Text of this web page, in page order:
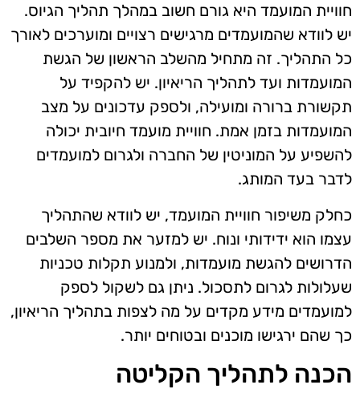
חוויית המועמד היא גורם חשוב במהלך תהליך הגיוס.
יש לוודא שהמועמדים מרגישים רצויים ומוערכים לאורך
כל התהליך. זה מתחיל מהשלב הראשון של הגשת
המועמדות ועד לתהליך הריאיון. יש להקפיד על
תקשורת ברורה ומועילה, ולספק עדכונים על מצב
המועמדות בזמן אמת. חוויית מועמד חיובית יכולה
להשפיע על המוניטין של החברה ולגרום למועמדים
לדבר בעד המותג.
כחלק משיפור חוויית המועמד, יש לוודא שהתהליך
עצמו הוא ידידותי ונוח. יש למזער את מספר השלבים
הדרושים להגשת מועמדות, ולמנוע תקלות טכניות
שעלולות לגרום לתסכול. ניתן גם לשקול לספק
למועמדים מידע מקדים על מה לצפות בתהליך הריאיון,
כך שהם ירגישו מוכנים ובטוחים יותר.
הכנה לתהליך הקליטה